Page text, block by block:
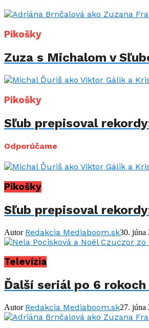
Pikošky
Zuza s Michalom v
Pikošky
Sľub prepisoval
Odporúčame
Pikošky
Sľub prepisoval
Autor Redakcia Mediaboom.sk30. júna
Televízia
Ďalší seriál po 6
Autor Redakcia Mediaboom.sk27. júna